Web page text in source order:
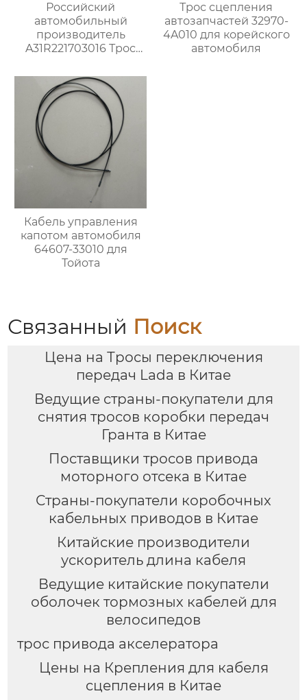
Российский
автомобильный
производитель
A31R221703016 Трос
передач для Газ
Трос сцепления
автозапчастей 32970-
4A010 для корейского
автомобиля
Кабель управления
капотом автомобиля
64607-33010 для
Тойота
Связанный Поиск
Цена на Тросы переключения
передач Lada в Китае
Ведущие страны-покупатели для
снятия тросов коробки передач
Гранта в Китае
Поставщики тросов привода
моторного отсека в Китае
Страны-покупатели коробочных
кабельных приводов в Китае
Китайские производители
ускоритель длина кабеля
Ведущие китайские покупатели
оболочек тормозных кабелей для
велосипедов
трос привода акселератора
Цены на Крепления для кабеля
сцепления в Китае